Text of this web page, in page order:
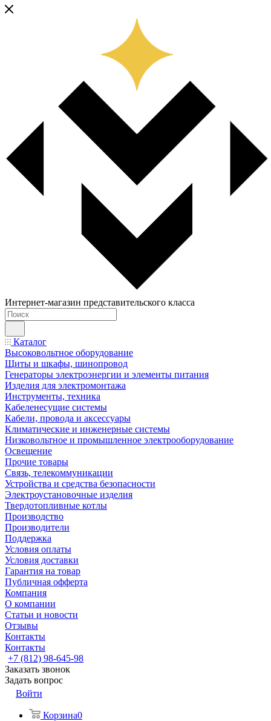
Интернет-магазин представительского класса
Каталог
Высоковольтное оборудование
Щиты и шкафы, шинопровод
Генераторы электроэнергии и элементы питания
Изделия для электромонтажа
Инструменты, техника
Кабеленесущие системы
Кабели, провода и аксессуары
Климатические и инженерные системы
Низковольтное и промышленное электрооборудование
Освещение
Прочие товары
Связь, телекоммуникации
Устройства и средства безопасности
Электроустановочные изделия
Твердотопливные котлы
Производство
Производители
Поддержка
Условия оплаты
Условия доставки
Гарантия на товар
Публичная офферта
Компания
О компании
Статьи и новости
Отзывы
Контакты
Контакты
+7 (812) 98-645-98
Заказать звонок
Задать вопрос
Войти
Корзина0